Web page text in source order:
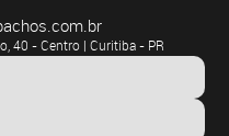
40 - Centro | Curitiba - PR